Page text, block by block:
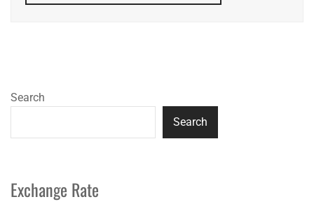
Search
Search
Exchange Rate